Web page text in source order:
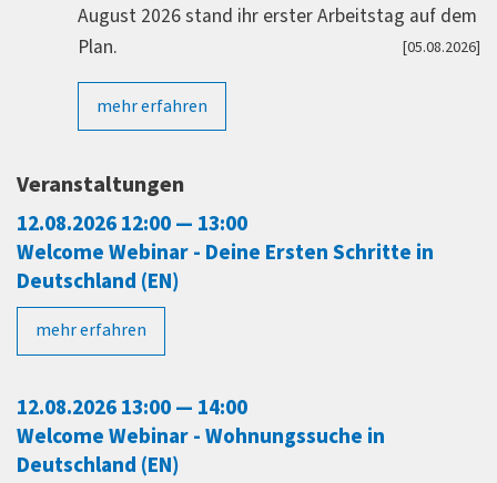
August 2026 stand ihr erster Arbeitstag auf dem
Plan.
[05.08.2026]
mehr erfahren
Veranstaltungen
12.08.2026 12:00 — 13:00
Welcome Webinar - Deine Ersten Schritte in
Deutschland (EN)
mehr erfahren
12.08.2026 13:00 — 14:00
Welcome Webinar - Wohnungssuche in
Deutschland (EN)